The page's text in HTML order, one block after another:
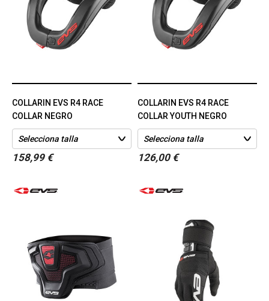
COLLARIN EVS R4 RACE
COLLAR NEGRO
158,99 €
COLLARIN EVS R4 RACE
COLLAR YOUTH NEGRO
126,00 €